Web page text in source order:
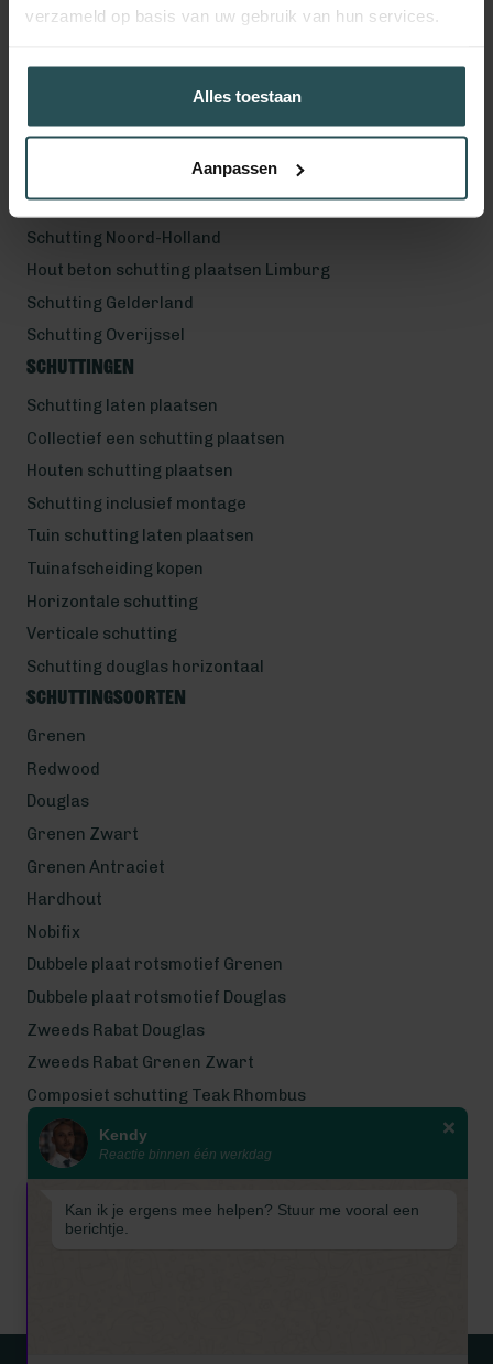
verzameld op basis van uw gebruik van hun services.
Alles toestaan
Aanpassen
Wij zijn even met bouwvak! Van 7
tot en met 16 augustus is
Hout beton schutting plaatsen Vught
Hout beton schutting plaatsen Den Bosch
Hout beton schutting plaatsen Uden
Schutting Noord-Brabant
Schutting Zuid-Holland
Schutting Noord-Holland
Hout beton schutting plaatsen Limburg
Schutting Gelderland
Schutting Overijssel
Schuttingen
Schutting laten plaatsen
Collectief een schutting plaatsen
Houten schutting plaatsen
Schutting inclusief montage
Tuin schutting laten plaatsen
Tuinafscheiding kopen
Horizontale schutting
Verticale schutting
Schutting douglas horizontaal
Schuttingsoorten
Grenen
Redwood
Douglas
Grenen Zwart
Grenen Antraciet
Hardhout
Nobifix
Dubbele plaat rotsmotief Grenen
Dubbele plaat rotsmotief Douglas
Zweeds Rabat Douglas
Zweeds Rabat Grenen Zwart
Composiet schutting Teak Rhombus
Wij werken met eerlijke
gecertificeerde houtsoorten
Kendy
Reactie binnen één werkdag
Kan ik je ergens mee helpen? Stuur me vooral een
berichtje.